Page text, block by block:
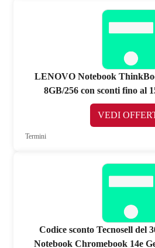
LENOVO Notebook
8GB/256 con sconti fino al
VEDI
Termini
Codice sconto Tecnosell del
Notebook Chromebook 14e